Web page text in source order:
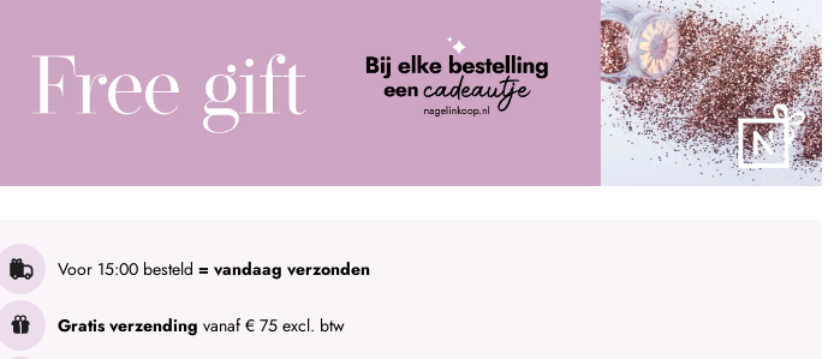
Voor 15:00 besteld = vandaag verzonden
Gratis verzending vanaf € 75 excl. btw